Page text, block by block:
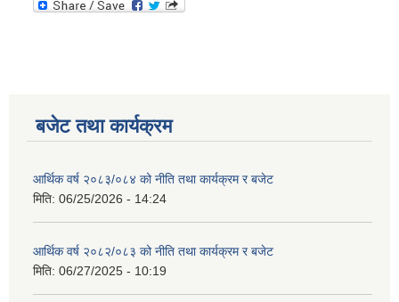
बजेट तथा कार्यक्रम
आर्थिक वर्ष २०८३/०८४ को नीति तथा कार्यक्रम र बजेट
मिति: 06/25/2026 - 14:24
आर्थिक वर्ष २०८२/०८३ को नीति तथा कार्यक्रम र बजेट
मिति: 06/27/2025 - 10:19